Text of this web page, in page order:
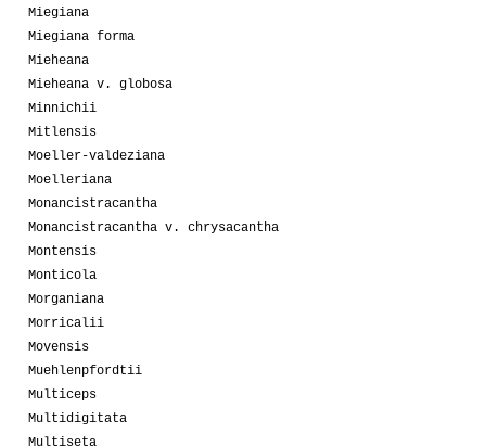
Miegiana
Miegiana forma
Mieheana
Mieheana v. globosa
Minnichii
Mitlensis
Moeller-valdeziana
Moelleriana
Monancistracantha
Monancistracantha v. chrysacantha
Montensis
Monticola
Morganiana
Morricalii
Movensis
Muehlenpfordtii
Multiceps
Multidigitata